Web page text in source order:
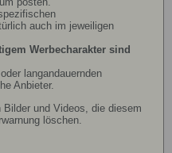
auch im jeweiligen
Werbecharakter sind
langandauernden
Anbieter.
Bilder und Videos, die diesem
löschen.